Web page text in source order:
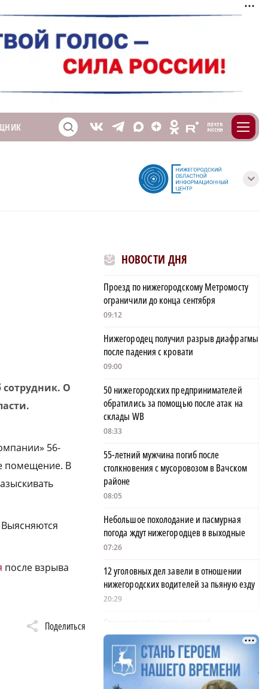
S V T X Z O E m
с
О
56-
помещение. В
после взрыва
Поделиться
НОВОСТИ ДНЯ
Проезд по нижегородскому Метромосту
ограничили до конца сентября
09:12
Нижегородец получил разрыв диафрагмы
после падения с кровати
09:00
50 нижегородских предпринимателей
обратились за помощью после атак на
склады WB
08:33
55-летний мужчина погиб после
столкновения с мусоровозом в Вачском
районе
08:05
Небольшое похолодание и пасмурная
погода ждут нижегородцев в выходные
07:26
12 уголовных дел завели в отношении
нижегородских водителей за пьяную езду
20:29
Строительство новых станций
нижегородского метро планируют
закончить к 2028 году
19:51